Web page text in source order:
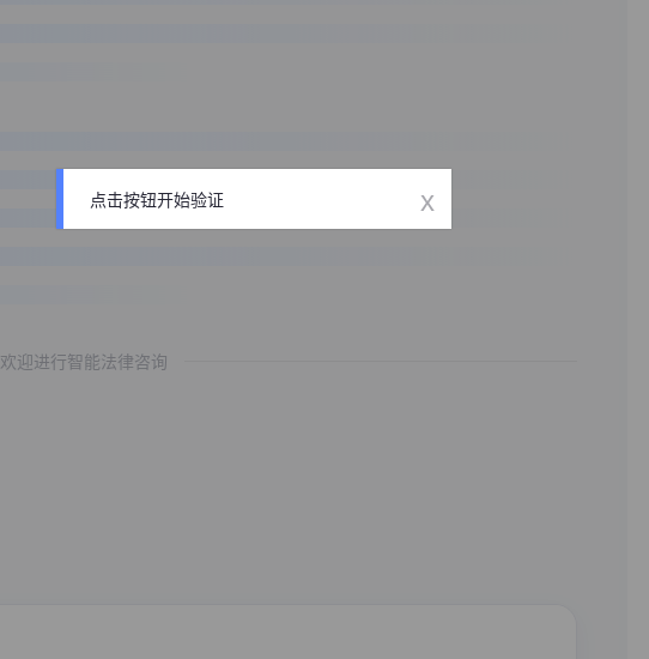
欢迎进行智能法律咨询
点击按钮开始验证 x